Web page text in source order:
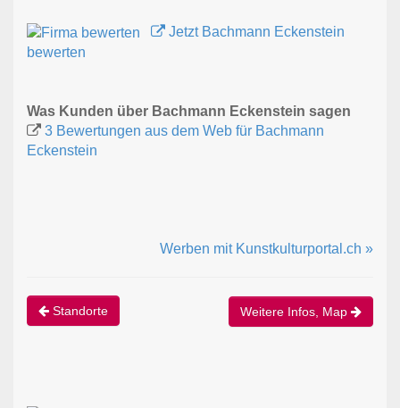
Jetzt Bachmann Eckenstein
bewerten
Was Kunden über Bachmann Eckenstein sagen
3 Bewertungen aus dem Web für Bachmann
Eckenstein
Werben mit Kunstkulturportal.ch »
Standorte Weitere Infos, Map